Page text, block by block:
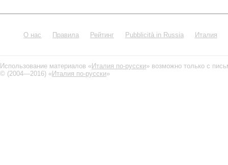
О нас Правила Рейтинг Pubblicità in Russia Италия
Использование материалов «Италия по-русски» возможно только с
© (2004—2016) «Италия по-русски»